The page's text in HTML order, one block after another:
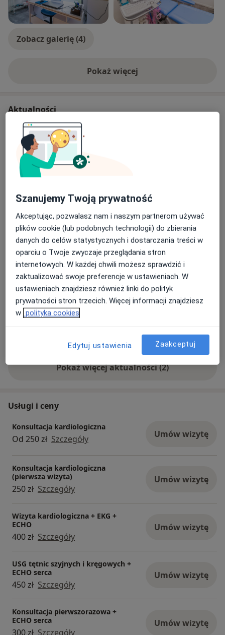
w atmosferze wzajemnego zaufania umożliwia
sprawną diagnostykę i skuteczne leczenie oraz jest
źródłem satysfakcji zawodowej z udzielonej pomocy
Zobacz galerię (4)
Pokaż więcejo doświadczeniu
Aktualności
lek. Jarosław Kiecana
Kordylewskiego 1, 31-542 Kraków
Masz problemy z wzdęciami, bólem brzucha,
wiatrami lub nieregularnym wypróżnianiem? To
mogą być objawy problemów trawiennych!
bezinwazyjny sposób na diagnostykę
nietolerancji pokarmowych oraz zaburzeń
mikroflory jelitowej.
Testy dostępne w Unimed Kraków
Kiedy warto wykonać wodorowy test oddechowy?
- Masz podejrzenie nietolerancji laktozy, fruktozy
lub innych węglowodanów
- Cierpisz na przewlekłe wzdęcia, bóle brzucha,
- Masz problemy z wypróżnianiem lub
dolegliwości trawienne
Testy są szybkie, dokładne i pozwalają uzyskać
lepszego trawienia!
Umów się na wodorowy test oddechowy w
Unimed!
Dowiedz się więcej
20/04/2026
Pokaż więcej aktualności (2)
Usługi i ceny
Konsultacja kardiologiczna
Od 250 zł Szczegóły Umów wizytę
Konsultacja kardiologiczna
(pierwsza wizyta)
250 zł Szczegóły
Umów wizytę
Wizyta kardiologiczna + EKG +
ECHO
400 zł Szczegóły
Umów wizytę
USG tętnic szyjnych i kręgowych +
ECHO serca
450 zł Szczegóły
Umów wizytę
Konsultacja pierwszorazowa +
ECHO serca
300 zł Szczegóły
Umów wizytę
Szanujemy Twoją prywatność
Akceptując, pozwalasz nam i naszym partnerom używać
plików cookie (lub podobnych technologii) do zbierania
danych do celów statystycznych i dostarczania treści w
oparciu o Twoje zwyczaje przeglądania stron
internetowych. W każdej chwili możesz sprawdzić i
zaktualizować swoje preferencje w ustawieniach. W
ustawieniach znajdziesz również linki do polityk
prywatności stron trzecich. Więcej informacji znajdziesz
w polityka cookies
Edytuj ustawienia Zaakceptuj